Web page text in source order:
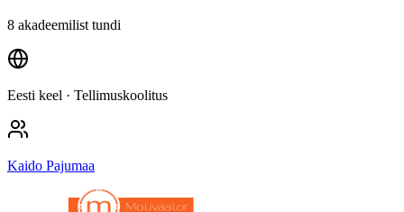
8 akadeemilist tundi
Eesti keel · Tellimuskoolitus
Kaido Pajumaa